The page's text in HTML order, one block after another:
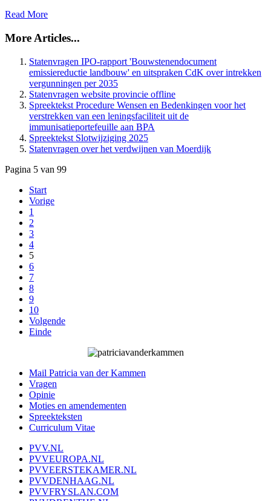
Read More
More Articles...
Statenvragen IPO-rapport 'Bouwstenendocument
emissiereductie landbouw' en uitspraken CdK over intrekken
vergunningen per 2035
Statenvragen website provincie offline
Spreektekst Procedure Wensen en Bedenkingen voor het
verstrekken van een leningsfaciliteit uit de
immunisatieportefeuille aan BPA
Spreektekst Slotwijziging 2025
Statenvragen over het verdwijnen van Moerdijk
Pagina 5 van 99
Start
Vorige
1
2
3
4
5
6
7
8
9
10
Volgende
Einde
Mail Patricia van der Kammen
Vragen
Opinie
Moties en amendementen
Spreekteksten
Curriculum Vitae
PVV.NL
PVVEUROPA.NL
PVVEERSTEKAMER.NL
PVVDENHAAG.NL
PVVFRYSLAN.COM